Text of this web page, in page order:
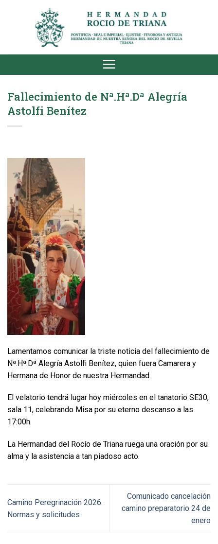
Fallecimiento de Nª.Hª.Dª Alegría
Astolfi Benítez
Lamentamos comunicar la triste noticia del fallecimiento de
Nª.Hª.Dª Alegría Astolfi Benítez, quien fuera Camarera y
Hermana de Honor de nuestra Hermandad.
El velatorio tendrá lugar hoy miércoles en el tanatorio SE30,
sala 11, celebrando Misa por su eterno descanso a las
17:00h.
La Hermandad del Rocío de Triana ruega una oración por su
alma y la asistencia a tan piadoso acto.
Camino Peregrinación 2026.
Normas y solicitudes
Comunicado cancelación
camino preparatorio 24 de
enero